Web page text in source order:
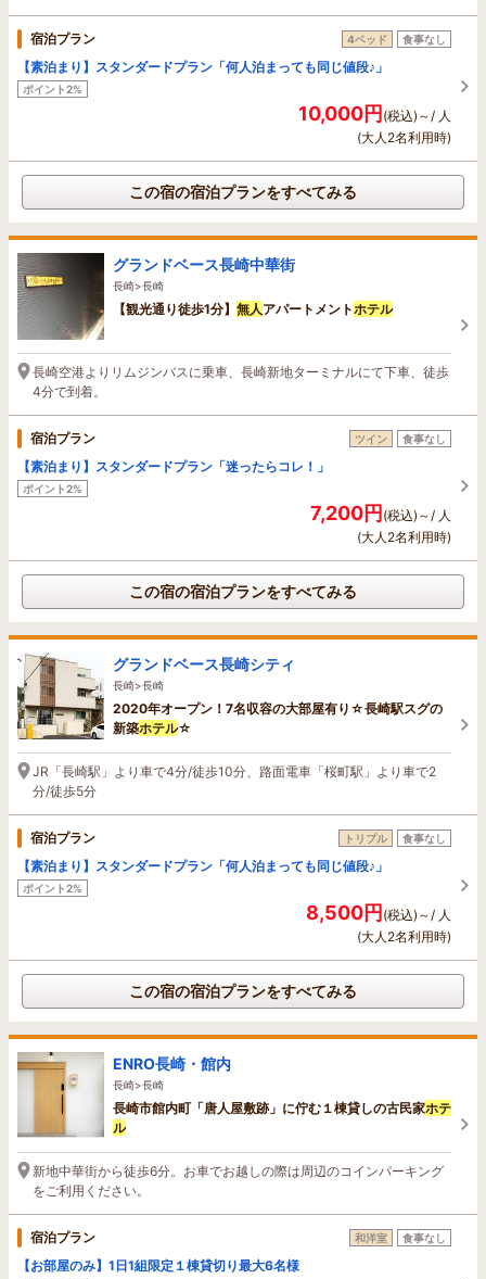
宿泊プラン 4ベッド 食事なし
【素泊まり】スタンダードプラン「何人泊まっても同じ値段♪」
ポイント2%
10,000円(税込)～/ 人
(大人2名利用時)
この宿の宿泊プランをすべてみる
グランドベース長崎中華街
長崎>長崎
【観光通り徒歩1分】 無人 アパートメントホテル
長崎空港よりリムジンバスに乗車、長崎新地ターミナルにて下車、徒歩
4分で到着。
宿泊プラン ツイン 食事なし
【素泊まり】スタンダードプラン「迷ったらコレ！」
ポイント2%
7,200円(税込)～/ 人
(大人2名利用時)
この宿の宿泊プランをすべてみる
グランドベース長崎シティ
長崎>長崎
2020年オープン！7名収容の大部屋有り☆長崎駅スグの
新築ホテル☆
JR「長崎駅」より車で4分/徒歩10分、路面電車「桜町駅」より車で2
分/徒歩5分
宿泊プラン トリプル 食事なし
【素泊まり】スタンダードプラン「何人泊まっても同じ値段♪」
ポイント2%
8,500円(税込)～/ 人
(大人2名利用時)
この宿の宿泊プランをすべてみる
ENRO長崎・館内
長崎>長崎
長崎市館内町「唐人屋敷跡」に佇む１棟貸しの古民家ホテ
ル
新地中華街から徒歩6分。お車でお越しの際は周辺のコインパーキング
をご利用ください。
宿泊プラン 和洋室 食事なし
【お部屋のみ】1日1組限定１棟貸切り最大6名様